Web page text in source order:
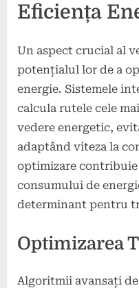
Eficiența
Un aspect crucial al
potențialul lor de a
energie. Sistemele
calcula rutele cele
vedere energetic,
adaptând viteza la
optimizare
consumului de
determinant pentru
Optimizarea
Algoritmii avansați